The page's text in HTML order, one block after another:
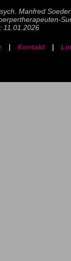
Manfred Soeder
11.01.2026
| Kontakt |